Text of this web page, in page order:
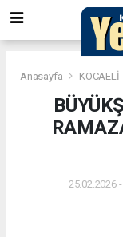
Anasayfa KOCAELİ
25.02.2026